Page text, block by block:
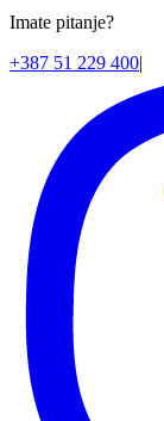
Imate pitanje?
+387 51 229 400|